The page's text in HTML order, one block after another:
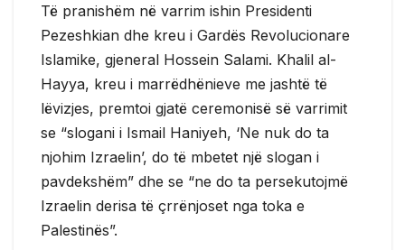
Të pranishëm në varrim ishin Presidenti
Pezeshkian dhe kreu i Gardës Revolucionare
Islamike, gjeneral Hossein Salami. Khalil al-
Hayya, kreu i marrëdhënieve me jashtë të
lëvizjes, premtoi gjatë ceremonisë së varrimit
se “slogani i Ismail Haniyeh, ‘Ne nuk do ta
njohim Izraelin’, do të mbetet një slogan i
pavdekshëm” dhe se “ne do ta persekutojmë
Izraelin derisa të çrrënjoset nga toka e
Palestinës”.